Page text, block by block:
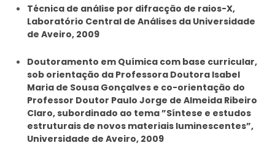
Técnica de análise por difracção de raios-X,
Laboratório Central de Análises da Universidade
de Aveiro, 2009
Doutoramento em Química com base curricular,
sob orientação da Professora Doutora Isabel
Maria de Sousa Gonçalves e co-orientação do
Professor Doutor Paulo Jorge de Almeida Ribeiro
Claro, subordinado ao tema ”Síntese e estudos
estruturais de novos materiais luminescentes”,
Universidade de Aveiro, 2009